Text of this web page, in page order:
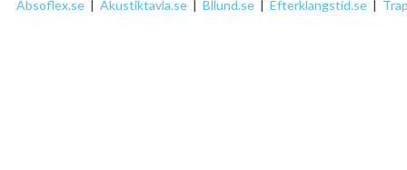
Absoflex.se | Akustiktavla.se | Bllund.se | Efterklangstid.se |